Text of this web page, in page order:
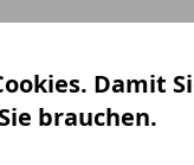
Damit
brauchen.